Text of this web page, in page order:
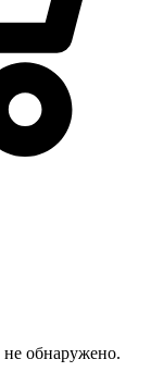
не обнаружено.